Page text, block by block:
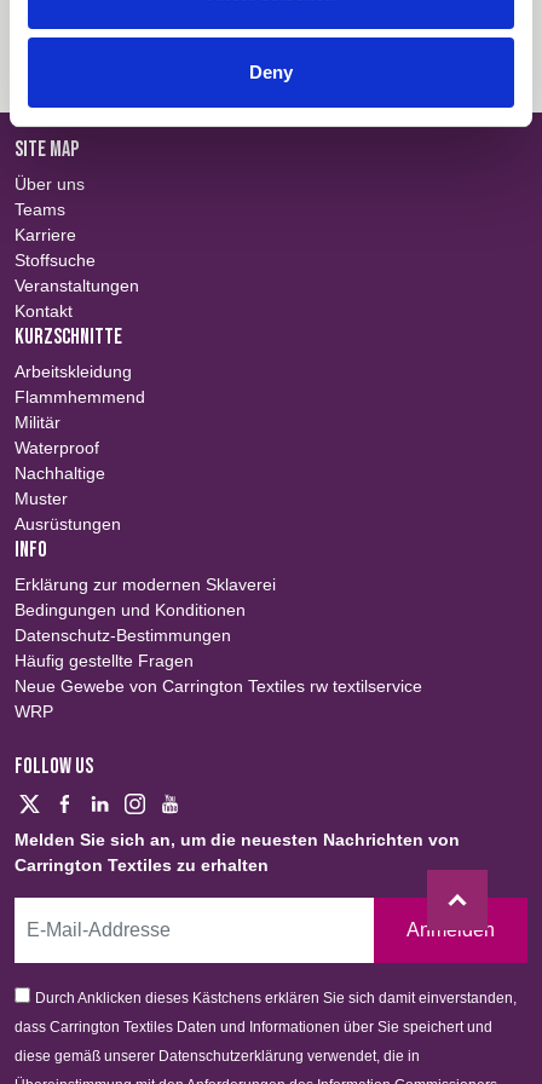
Deny
Informationen über Zertifikate Einloggen
SITE MAP
Über uns
Teams
Karriere
Stoffsuche
Veranstaltungen
Kontakt
KURZSCHNITTE
Arbeitskleidung
Flammhemmend
Militär
Waterproof
Nachhaltige
Muster
Ausrüstungen
INFO
Erklärung zur modernen Sklaverei
Bedingungen und Konditionen
Datenschutz-Bestimmungen
Häufig gestellte Fragen
Neue Gewebe von Carrington Textiles rw textilservice
WRP
FOLLOW US
Melden Sie sich an, um die neuesten Nachrichten von
Carrington Textiles zu erhalten
Anmelden
Durch Anklicken dieses Kästchens erklären Sie sich damit einverstanden,
dass Carrington Textiles Daten und Informationen über Sie speichert und
diese gemäß unserer Datenschutzerklärung verwendet, die in